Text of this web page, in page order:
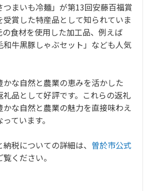
まいも冷麺」が第13回安藤百福賞
賞した特産品として知られていま
食材を使用した加工品、例えば
和牛黒豚しゃぶセット」なども人気
かな自然と農業の恵みを活かした
品として好評です。これらの返礼
かな自然と農業の魅力を直接味わえ
ています。
税についての詳細は、 曽於市公式
覧ください。